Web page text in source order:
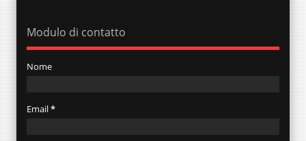
Modulo di contatto
Nome
Email*